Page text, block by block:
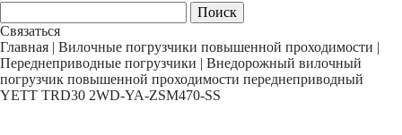
Связаться
Главная | Вилочные погрузчики повышенной проходимости |
Переднеприводные погрузчики | Внедорожный вилочный
погрузчик повышенной проходимости переднеприводный
YETT TRD30 2WD-YA-ZSM470-SS